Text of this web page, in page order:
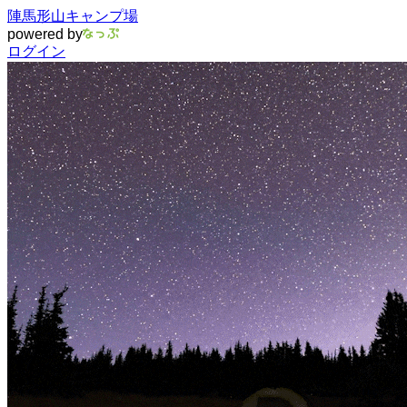
陣馬形山キャンプ場
powered by
ログイン